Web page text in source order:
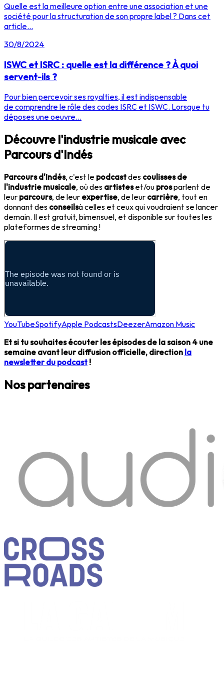
Quelle est la meilleure option entre une association et une
société pour la structuration de son propre label ? Dans cet
article...
30/8/2024
ISWC et ISRC : quelle est la différence ? À quoi
servent-ils ?
Pour bien percevoir ses royalties, il est indispensable
de comprendre le rôle des codes ISRC et ISWC. Lorsque tu
déposes une oeuvre...
Découvre l'industrie musicale avec
Parcours d'Indés
Parcours d'Indés, c'est le podcastdes coulisses de
l'industrie musicale, où des artisteset/ou prosparlent de
leur parcours, de leur expertise, de leur carrière, tout en
donnant des conseilsà celles et ceux qui voudraient se lancer
demain. Il est gratuit, bimensuel, et disponible sur toutes les
plateformes de streaming !
YouTubeSpotifyApple PodcastsDeezerAmazon Music
Et si tu souhaites écouter les épisodes de la saison 4 une
semaine avant leur diffusion officielle, direction la
newsletter du podcast !
Nos partenaires